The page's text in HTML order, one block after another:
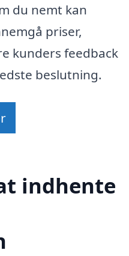
du nemt kan
priser,
kunders feedback
beslutning.
indhente